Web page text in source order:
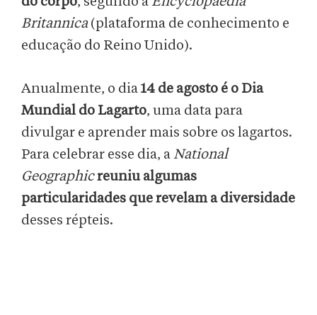
Britannica (plataforma de conhecimento e
educação do Reino Unido).
Anualmente, o dia14 de agosto é o Dia
Mundial do Lagarto, uma data para
divulgar e aprender mais sobre os lagartos.
Para celebrar esse dia, aNational
Geographicreuniu algumas
particularidades que revelam a diversidade
desses répteis.